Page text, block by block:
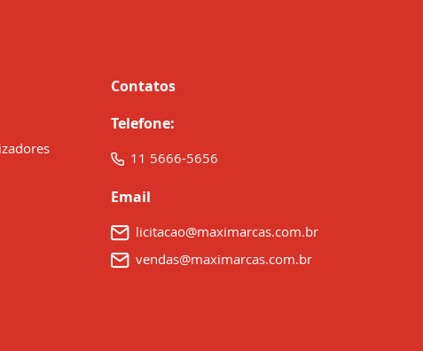
Contatos
Telefone:
11 5666-5656
Email
licitacao@maximarcas.com.br
vendas@maximarcas.com.br